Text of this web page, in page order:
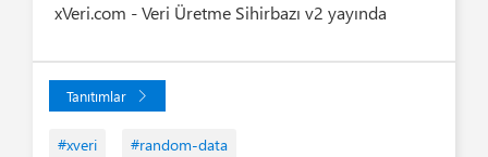
xVeri.com - Veri Üretme Sihirbazı v2 yayında
Tanıtımlar
#xveri
#random-data